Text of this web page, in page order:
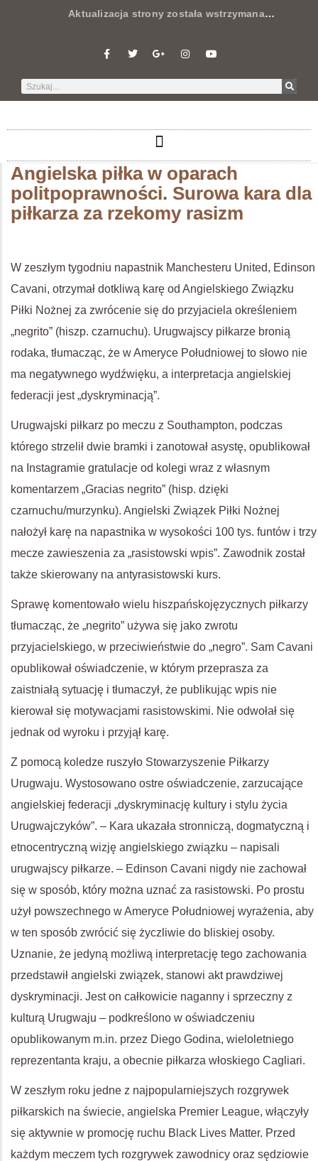
Aktualizacja strony została wstrzymana…
Angielska piłka w oparach
politpoprawności. Surowa kara dla
piłkarza za rzekomy rasizm
W zeszłym tygodniu napastnik Manchesteru United, Edinson
Cavani, otrzymał dotkliwą karę od Angielskiego Związku
Piłki Nożnej za zwrócenie się do przyjaciela określeniem
„negrito” (hiszp. czarnuchu). Urugwajscy piłkarze bronią
rodaka, tłumacząc, że w Ameryce Południowej to słowo nie
ma negatywnego wydźwięku, a interpretacja angielskiej
federacji jest „dyskryminacją”.
Urugwajski piłkarz po meczu z Southampton, podczas
którego strzelił dwie bramki i zanotował asystę, opublikował
na Instagramie gratulacje od kolegi wraz z własnym
komentarzem „Gracias negrito” (hisp. dzięki
czarnuchu/murzynku). Angielski Związek Piłki Nożnej
nałożył karę na napastnika w wysokości 100 tys. funtów i trzy
mecze zawieszenia za „rasistowski wpis”. Zawodnik został
także skierowany na antyrasistowski kurs.
Sprawę komentowało wielu hiszpańskojęzycznych piłkarzy
tłumacząc, że „negrito” używa się jako zwrotu
przyjacielskiego, w przeciwieństwie do „negro”. Sam Cavani
opublikował oświadczenie, w którym przeprasza za
zaistniałą sytuację i tłumaczył, że publikując wpis nie
kierował się motywacjami rasistowskimi. Nie odwołał się
jednak od wyroku i przyjął karę.
Z pomocą koledze ruszyło Stowarzyszenie Piłkarzy
Urugwaju. Wystosowano ostre oświadczenie, zarzucające
angielskiej federacji „dyskryminację kultury i stylu życia
Urugwajczyków”. – Kara ukazała stronniczą, dogmatyczną i
etnocentryczną wizję angielskiego związku – napisali
urugwajscy piłkarze. – Edinson Cavani nigdy nie zachował
się w sposób, który można uznać za rasistowski. Po prostu
użył powszechnego w Ameryce Południowej wyrażenia, aby
w ten sposób zwrócić się życzliwie do bliskiej osoby.
Uznanie, że jedyną możliwą interpretację tego zachowania
przedstawił angielski związek, stanowi akt prawdziwej
dyskryminacji. Jest on całkowicie naganny i sprzeczny z
kulturą Urugwaju – podkreślono w oświadczeniu
opublikowanym m.in. przez Diego Godina, wieloletniego
reprezentanta kraju, a obecnie piłkarza włoskiego Cagliari.
W zeszłym roku jedne z najpopularniejszych rozgrywek
piłkarskich na świecie, angielska Premier League, włączyły
się aktywnie w promocję ruchu Black Lives Matter. Przed
każdym meczem tych rozgrywek zawodnicy oraz sędziowie